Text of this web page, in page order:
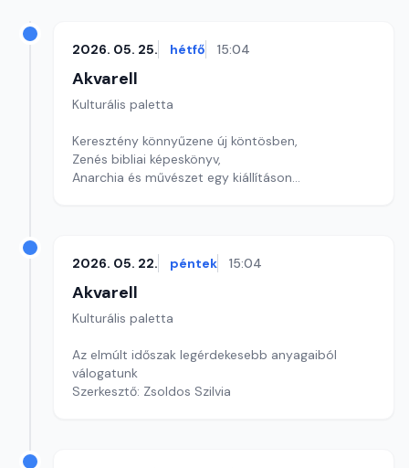
2026. 05. 25. hétfő 15:04
Akvarell
Kulturális paletta
Keresztény könnyűzene új köntösben,
Zenés bibliai képeskönyv,
Anarchia és művészet egy kiállításon
2026. 05. 22. péntek 15:04
Akvarell
Kulturális paletta
Az elmúlt időszak legérdekesebb anyagaiból
válogatunk
Szerkesztő: Zsoldos Szilvia